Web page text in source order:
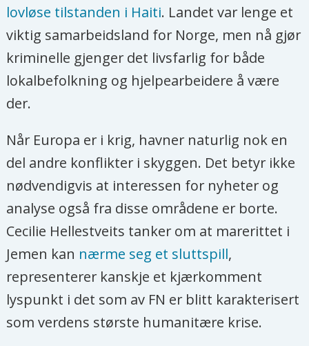
lovløse tilstanden i Haiti. Landet var lenge et
viktig samarbeidsland for Norge, men nå gjør
kriminelle gjenger det livsfarlig for både
lokalbefolkning og hjelpearbeidere å være
der.
Når Europa er i krig, havner naturlig nok en
del andre konflikter i skyggen. Det betyr ikke
nødvendigvis at interessen for nyheter og
analyse også fra disse områdene er borte.
Cecilie Hellestveits tanker om at marerittet i
Jemen kan nærme seg et sluttspill,
representerer kanskje et kjærkomment
lyspunkt i det som av FN er blitt karakterisert
som verdens største humanitære krise.